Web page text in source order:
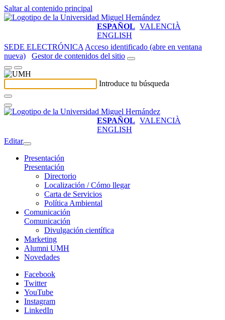
Saltar al contenido principal
ESPAÑOL VALENCIÀ
ENGLISH
SEDE ELECTRÓNICA Acceso identificado (abre en ventana
nueva)
Gestor de contenidos del sitio
Introduce tu búsqueda
ESPAÑOL VALENCIÀ
ENGLISH
Editar
Presentación
Presentación
Directorio
Localización / Cómo llegar
Carta de Servicios
Política Ambiental
Comunicación
Comunicación
Divulgación científica
Marketing
Alumni UMH
Novedades
Facebook
Twitter
YouTube
Instagram
LinkedIn